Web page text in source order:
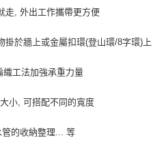
走, 外出工作攜帶更方便
掛於牆上或金屬扣環(登山環/8字環)上
織工法加強承重力量
小, 可搭配不同的寬度
管的收納整理... 等